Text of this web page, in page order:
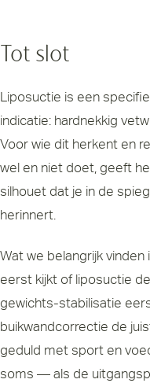
Tot slot
Liposuctie is een
indicatie: hardnekkig
Voor wie dit herkent en
wel en niet doet, geeft
silhouet dat je in de
herinnert.
Wat we belangrijk
eerst kijkt of liposuctie
gewichts-stabilisatie
buikwandcorrectie de
geduld met sport en
soms — als de